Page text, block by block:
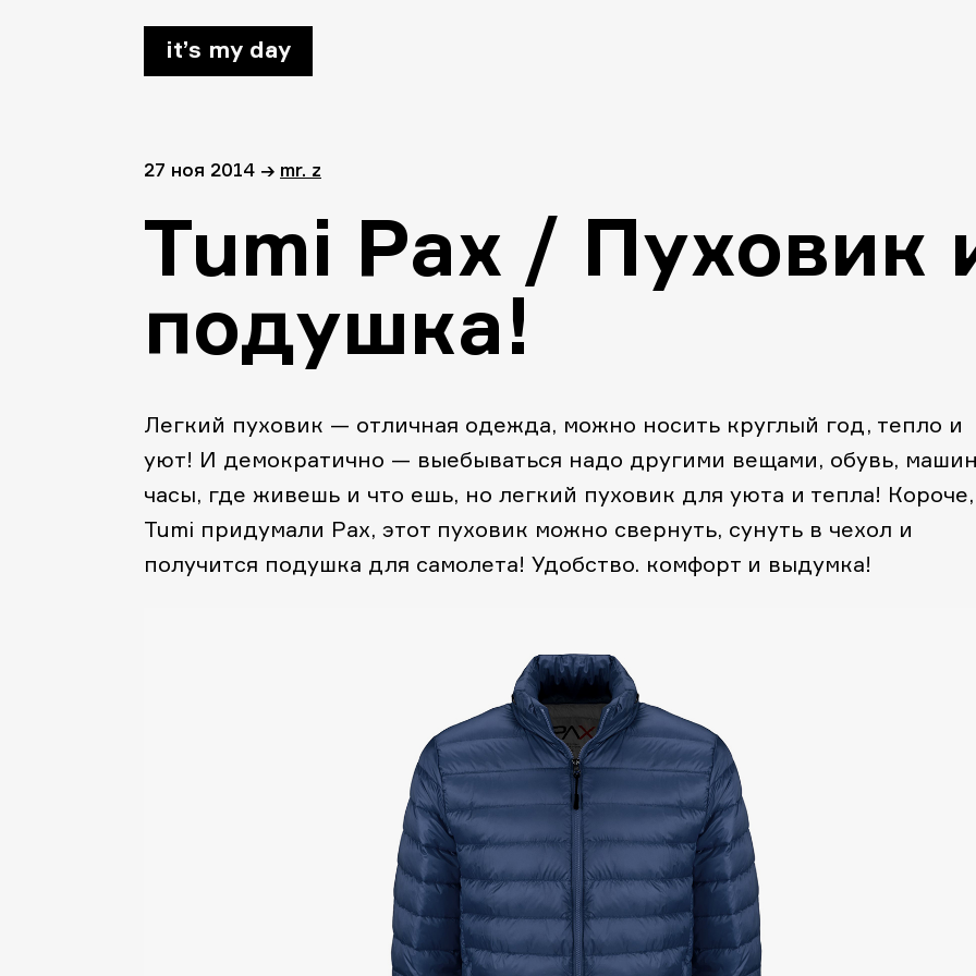
it’s my day
27 ноя 2014 → mr. z
Tumi Pax / Пуховик
подушка!
Легкий пуховик — отличная одежда, можно носить круглый год, тепло и
уют! И демократично — выебываться надо другими вещами, обувь,
часы, где живешь и что ешь, но легкий пуховик для уюта и тепла!
Tumi придумали Pax, этот пуховик можно свернуть, сунуть в чехол и
получится подушка для самолета! Удобство. комфорт и выдумка!